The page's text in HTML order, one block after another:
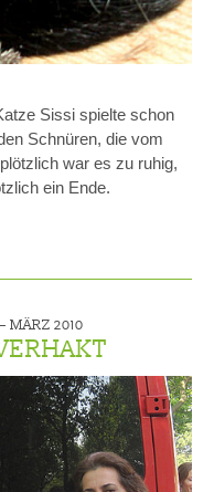
Sissi spielte schon
Schnüren, die vom
war es zu ruhig,
ein Ende.
MÄRZ 2010